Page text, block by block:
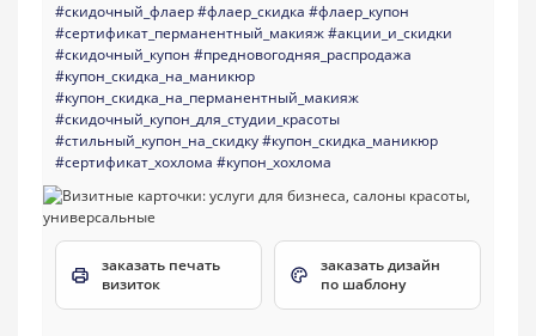
#скидочный_флаер#флаер_скидка #флаер_купон
#сертификат_перманентный_макияж#акции_и_скидки
#скидочный_купон #предновогодняя_распродажа
#купон_скидка_на_маникюр
#купон_скидка_на_перманентный_макияж
#скидочный_купон_для_студии_красоты
#стильный_купон_на_скидку#купон_скидка_маникюр
#сертификат_хохлома #купон_хохлома
заказать печать
визиток
заказать дизайн
по шаблону